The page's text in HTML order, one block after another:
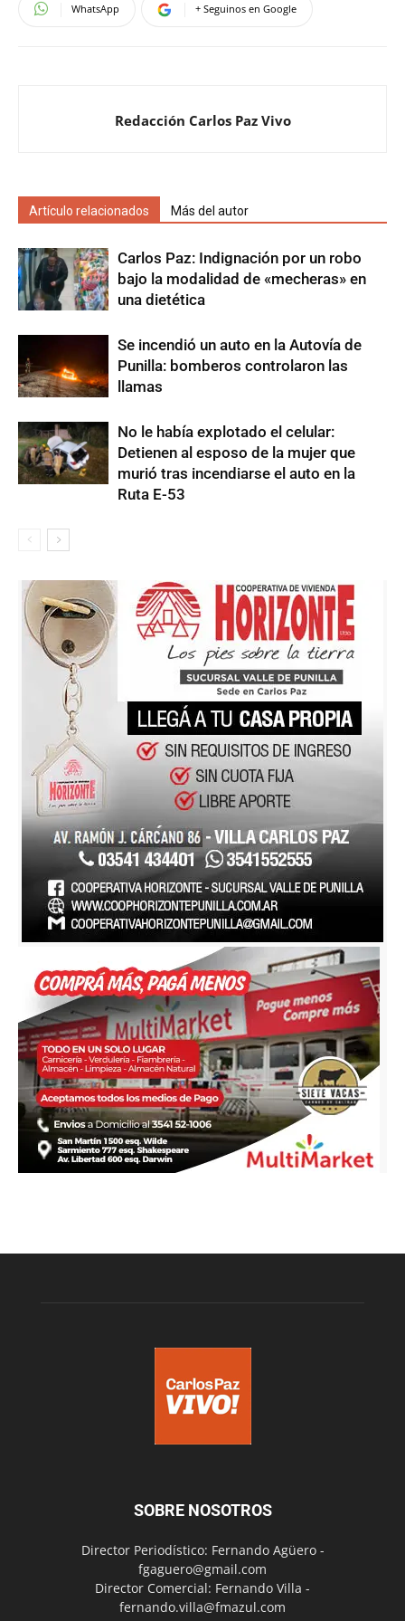
WhatsApp + Seguinos en Google
Redacción Carlos Paz Vivo
Artículo relacionados Más del autor
Carlos Paz: Indignación por un robo
bajo la modalidad de «mecheras» en
una dietética
Se incendió un auto en la Autovía de
Punilla: bomberos controlaron las
llamas
No le había explotado el celular:
Detienen al esposo de la mujer que
murió tras incendiarse el auto en la
Ruta E-53
SOBRE NOSOTROS
Director Periodístico: Fernando Agüero -
fgaguero@gmail.com
Director Comercial: Fernando Villa -
fernando.villa@fmazul.com